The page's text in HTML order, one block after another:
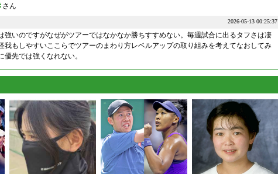
さん
2026-05-13 00:25:37
強いのですがなぜがツアーではなかなか勝ちすすめない。毎週試合に出るタフさは凄
我もしやすいここらでツアーのまわり方レベルアップの取り組みを考えてなおしてみ
先では強くなれない。